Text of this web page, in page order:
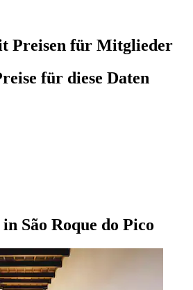
Preisen für Mitglieder
für diese Daten
São Roque do Pico